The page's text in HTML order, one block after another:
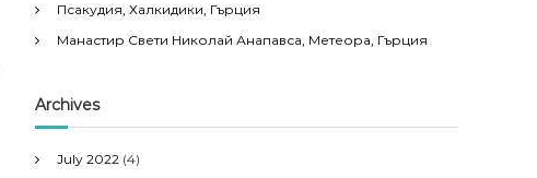
Псакудия, Халкидики, Гърция
Манастир Свети Николай Анапавса, Метеора, Гърция
Archives
July 2022 (4)